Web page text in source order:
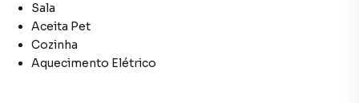
Sala
Aceita Pet
Cozinha
Aquecimento Elétrico